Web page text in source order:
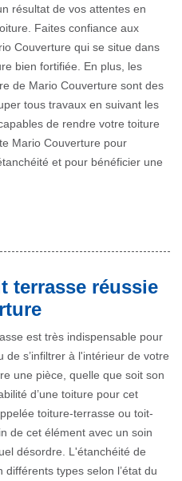
résultat de vos attentes en
Faites confiance aux
Couverture qui se situe dans
bien fortifiée. En plus, les
de Mario Couverture sont des
tous travaux en suivant les
de rendre votre toiture
Mario Couverture pour
et pour bénéficier une
terrasse réussie
est très indispensable pour
s’infiltrer à l'intérieur de votre
une pièce, quelle que soit son
d’une toiture pour cet
toiture-terrasse ou toit-
de cet élément avec un soin
désordre. L'étanchéité de
types selon l’état du